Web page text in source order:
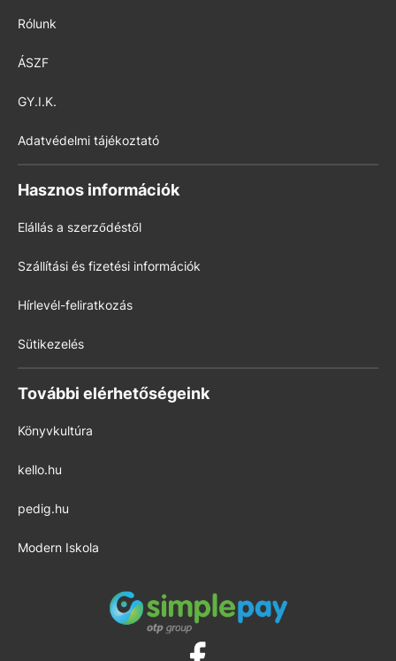
Rólunk
ÁSZF
GY.I.K.
Adatvédelmi tájékoztató
Hasznos információk
Elállás a szerződéstől
Szállítási és fizetési információk
Hírlevél-feliratkozás
Sütikezelés
További elérhetőségeink
Könyvkultúra
kello.hu
pedig.hu
Modern Iskola